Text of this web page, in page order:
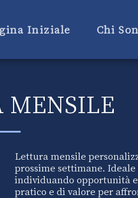
Iniziale Chi
MENSILE
Lettura mensile
prossime settimane.
individuando opportunità
pratico e di valore per